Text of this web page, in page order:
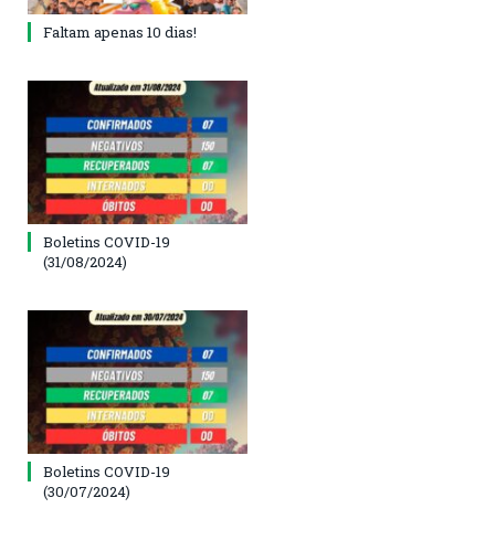
Faltam apenas 10 dias!
Boletins COVID-19
(31/08/2024)
Boletins COVID-19
(30/07/2024)